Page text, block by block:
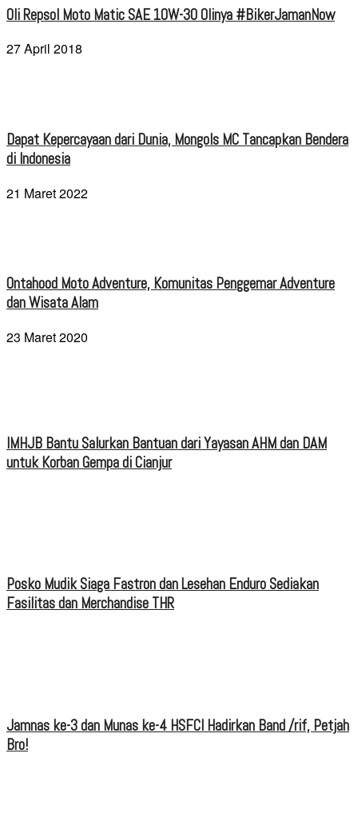
Oli Repsol Moto Matic SAE 10W-30 Olinya #BikerJamanNow
27 April 2018
Dapat Kepercayaan dari Dunia, Mongols MC Tancapkan Bendera
di Indonesia
21 Maret 2022
Ontahood Moto Adventure, Komunitas Penggemar Adventure
dan Wisata Alam
23 Maret 2020
IMHJB Bantu Salurkan Bantuan dari Yayasan AHM dan DAM
untuk Korban Gempa di Cianjur
Posko Mudik Siaga Fastron dan Lesehan Enduro Sediakan
Fasilitas dan Merchandise THR
Jamnas ke-3 dan Munas ke-4 HSFCI Hadirkan Band /rif, Petjah
Bro!